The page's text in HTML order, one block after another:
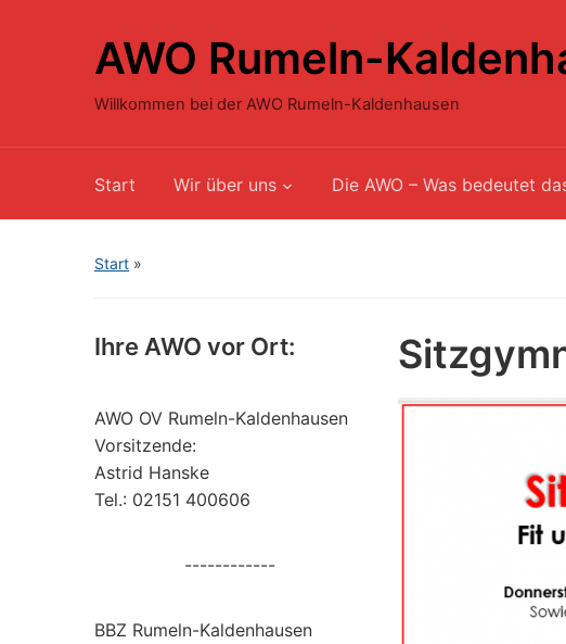
AWO Rumeln-
Willkommen bei der AWO Rumeln-Kaldenhausen
Start Wir über uns Die AWO – Was bedeutet
Start »
Ihre AWO vor Ort:
AWO OV Rumeln-Kaldenhausen
Vorsitzende:
Astrid Hanske
Tel.: 02151 400606
------------
BBZ Rumeln-Kaldenhausen